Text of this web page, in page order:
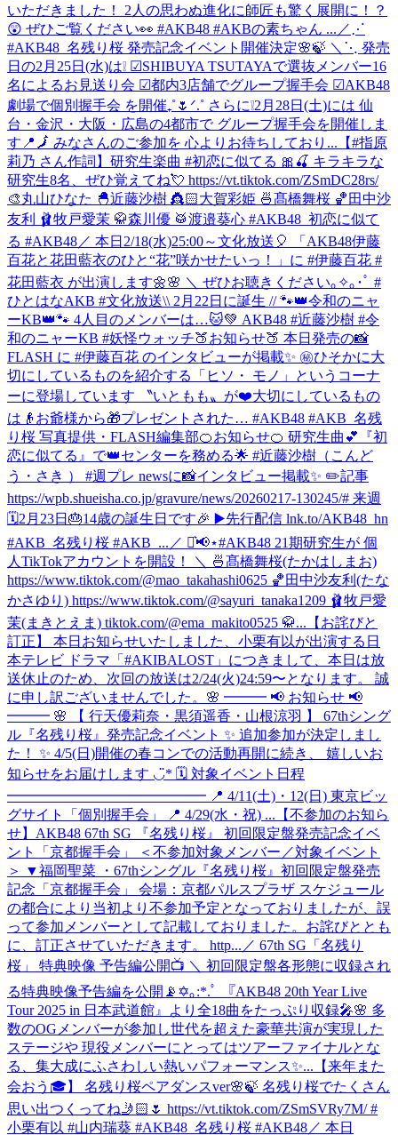
いただきました！ 2人の思わぬ進化に師匠も驚く展開に！？
😲 ぜひご覧ください👀 #AKB48 #AKBの素ちゃん ... ／⋰
#AKB48_名残り桜 発売記念イベント開催決定🌸🍃 ＼⋱ 発売
日の2月25日(水)は❕ ☑︎SHIBUYA TSUTAYAで選抜メンバー16
名によるお見送り会 ☑︎都内3店舗でグループ握手会 ☑︎AKB48
劇場で個別握手会 を開催₊˚🌷ᐟ.˚ さらに❕2月28日(土)には 仙
台・金沢・大阪・広島の4都市で グループ握手会を開催しま
す📍🗾 みなさんのご参加を 心よりお待ちしており... 【#指原
莉乃 さん作詞】研究生楽曲 #初恋に似てる 🎀🍒 キラキラな
研究生8名、ぜひ覚えてね💘 https://vt.tiktok.com/ZSmDC28rs/
🎨丸山ひなた 🐣近藤沙樹 👸🏻大賀彩姫 🍜髙橋舞桜 🏀田中沙
友利 🩰牧戸愛茉 🥋森川優 🥁渡邉葵心 #AKB48_初恋に似て
る #AKB48／ 本日2/18(水)25:00～文化放送🎈 「AKB48伊藤
百花と花田藍衣のひと“花”咲かせたいっ！」に #伊藤百花 #
花田藍衣 が出演します🌼🌸 ＼ ぜひお聴きください｡✧｡･ﾟ #
ひとはなAKB #文化放送\\ 2月22日に誕生 // 🐾👑令和のニャ
ーKB👑🐾 4人目のメンバーは…🐱💚 AKB48 #近藤沙樹 #令
和のニャーKB #妖怪ウォッチ🍑お知らせ🍑 本日発売の📸
FLASH に #伊藤百花 のインタビューが掲載✨ ㊙️ひそかに大
切にしているものを紹介する「ヒソ・ モノ」というコーナ
ーに登場しています 〝いともも〟が❤️大切にしているもの
は👴お爺様から🎁プレゼントされた… #AKB48 #AKB_名残
り桜 写真提供・FLASH編集部🍊お知らせ🍊 研究生曲💕『初
恋に似てる』で👑センターを務める🌟 #近藤沙樹（こんど
う・さき ） #週プレ newsに📸インタビュー掲載✨ ✏️記事
https://wpb.shueisha.co.jp/gravure/news/20260217-130245/# 来週
🗓2月23日🎂14歳の誕生日です🎉 ▶️先行配信 lnk.to/AKB48_hn
#AKB_名残り桜 #AKB_... ／ ⋆͛📢⋆#AKB48 21期研究生が 個
人TikTokアカウントを開設！ ＼ 🍜髙橋舞桜(たかはしまお)
https://www.tiktok.com/@mao_takahashi0625 🏀田中沙友利(たな
かさゆり) https://www.tiktok.com/@sayuri_tanaka1209 🩰牧戸愛
茉(まきとえま) tiktok.com/@ema_makito0525 🥋... 【お詫びと
訂正】 本日お知らせいたしました、小栗有以が出演する日
本テレビ ドラマ「#AKIBALOST」につきまして、本日は放
送休止のため、次回の放送は2/24(火)24:59〜となります。 誠
に申し訳ございませんでした。 🌸 ━━━ 📢 お知らせ 📢
━━━ 🌸 【 行天優莉奈・黒須遥香・山根涼羽 】 67thシング
ル『名残り桜』発売記念イベント ✨ 追加参加が決定しまし
た！ ✨ 4/5(日)開催の春コンでの活動再開に続き、 嬉しいお
知らせをお届けします ◡̈* 🗓 対象イベント日程
━━━━━━━━━━━━━━ 📍 4/11(土)・12(日) 東京ビッ
グサイト「個別握手会」 📍 4/29(水・祝) ... 【不参加のお知ら
せ】AKB48 67th SG 『名残り桜』 初回限定盤発売記念イベ
ント「京都握手会」 ＜不参加対象メンバー／対象イベント
＞ ▼福岡聖菜 ・67thシングル『名残り桜』初回限定盤発売
記念「京都握手会」 会場：京都パルスプラザ スケジュール
の都合により当初より不参加予定となっておりましたが、誤
って参加メンバーとして記載しておりました。お詫びととも
に、訂正させていただきます。 http... ／ 67th SG「名残り
桜」 特典映像 予告編公開📺 ＼ 初回限定盤各形態に収録され
る特典映像予告編を公開📡✡｡:*.ﾟ 『AKB48 20th Year Live
Tour 2025 in 日本武道館』より全18曲をたっぷり収録🎤🌸 多
数のOGメンバーが参加し世代を超えた豪華共演が実現した
ステージや 現役メンバーにとってはツアーファイナルとな
る、集大成にふさわしい熱いパフォーマンス✨... 【来年また
会おう🎓】 名残り桜ペアダンスver🌸🍃 名残り桜でたくさん
思い出つくってね🤳🏻🌷 https://vt.tiktok.com/ZSmSVRy7M/ #
小栗有以 #山内瑞葵 #AKB48_名残り桜 #AKB48／ 本日